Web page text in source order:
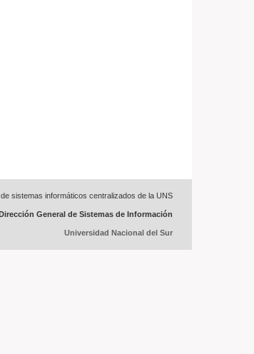
sistemas informáticos centralizados de la UNS
General de Sistemas de Información
Universidad Nacional del Sur